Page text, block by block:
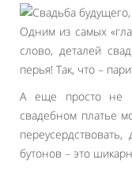
Одним из самых
слово, деталей
перья! Так, что –
А еще просто не
свадебном платье
бутонов – это